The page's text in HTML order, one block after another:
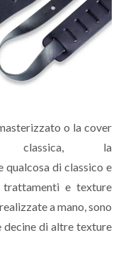
o la cover
la
qualcosa di classico e
e texture
a mano, sono
decine di altre texture